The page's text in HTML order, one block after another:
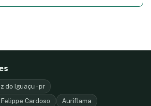
do Iguaçu - pr
Cardoso
Auriflama